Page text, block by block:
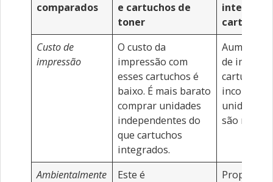
comparados
e cartuchos de
toner
cartucho
Custo de
impressão
O custo da
impressão com
esses cartuchos é
baixo. É mais barato
comprar unidades
independentes do
que cartuchos
integrados.
de
cartuchos
unidades
são mais
Ambientalmente
Este é
Propenso